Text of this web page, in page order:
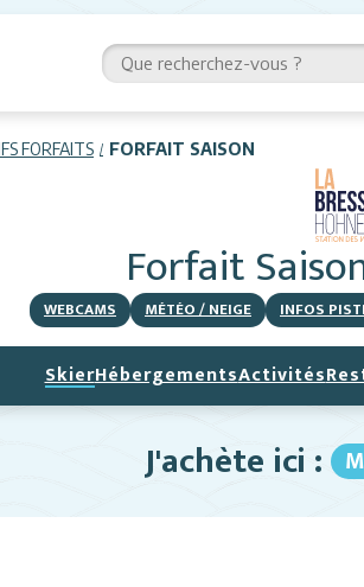
FORFAITS FORFAIT SAISON
Forfait
WEBCAMS MÉTÉO / NEIGE INFOS
SkierHébergementsActivités
J'achète ici :